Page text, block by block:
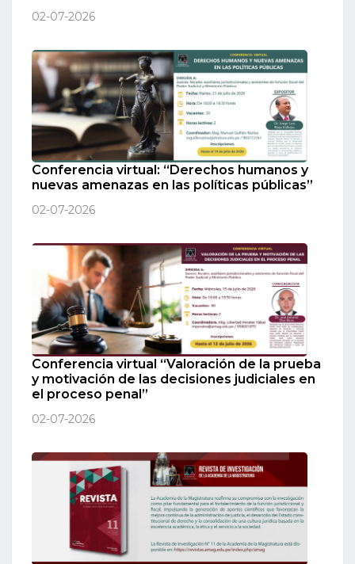
02-07-2026
Conferencia virtual: “Derechos humanos y
nuevas amenazas en las políticas públicas”
02-07-2026
Conferencia virtual “Valoración de la prueba
y motivación de las decisiones judiciales en
el proceso penal”
02-07-2026